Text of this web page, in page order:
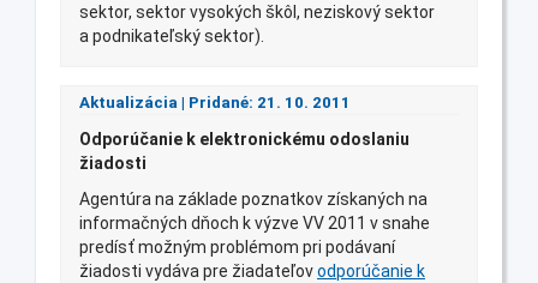
sektor, sektor vysokých škôl, neziskový sektor
a podnikateľský sektor).
Aktualizácia | Pridané: 21. 10. 2011
Odporúčanie k elektronickému odoslaniu
žiadosti
Agentúra na základe poznatkov získaných na
informačných dňoch k výzve VV 2011 v snahe
predísť možným problémom pri podávaní
žiadosti vydáva pre žiadateľovodporúčanie k